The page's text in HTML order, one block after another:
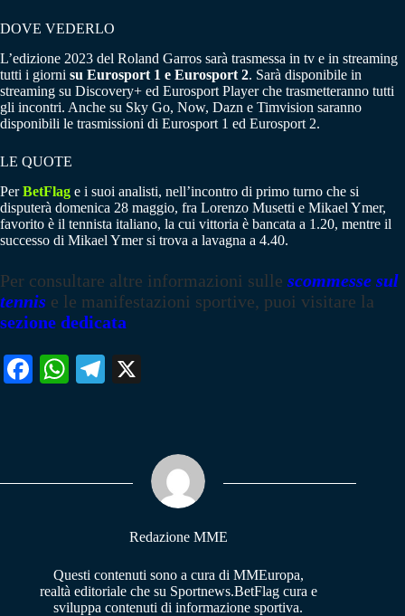
DOVE VEDERLO
L’edizione 2023 del Roland Garros sarà trasmessa in tv e in streaming
tutti i giorni su Eurosport 1 e Eurosport 2. Sarà disponibile in
streaming su Discovery+ ed Eurosport Player che trasmetteranno tutti
gli incontri. Anche su Sky Go, Now, Dazn e Timvision saranno
disponibili le trasmissioni di Eurosport 1 ed Eurosport 2.
LE QUOTE
PerBetFlag e i suoi analisti, nell’incontro di primo turno che si
disputerà domenica 28 maggio, fra Lorenzo Musetti e Mikael Ymer,
favorito è il tennista italiano, la cui vittoria è bancata a 1.20, mentre il
successo di Mikael Ymer si trova a lavagna a 4.40.
Per consultare altre informazioni sulle scommesse sul
tennis e le manifestazioni sportive, puoi visitare la
sezione dedicata
Fa W
pp
Te
m
Redazione MME
Questi contenuti sono a cura di MMEuropa,
realtà editoriale che su Sportnews.BetFlag cura e
sviluppa contenuti di informazione sportiva.